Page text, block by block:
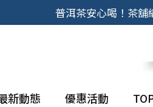
普洱茶安心喝！茶舖
新動態 優惠活動